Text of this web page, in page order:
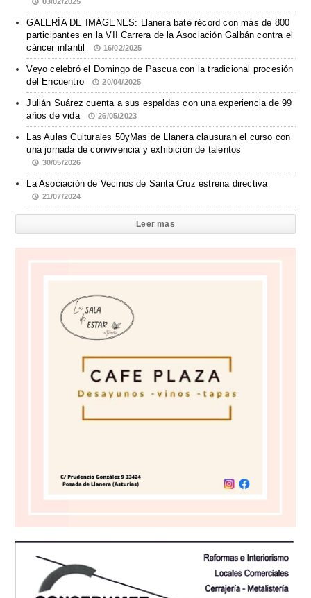
GALERÍA DE IMÁGENES: Llanera bate récord con más de 800
participantes en la VII Carrera de la Asociación Galbán contra el
cáncer infantil
16/02/2025
Veyo celebró el Domingo de Pascua con la tradicional procesión
del Encuentro
20/04/2025
Julián Suárez cuenta a sus espaldas con una experiencia de 99
años de vida
26/05/2023
Las Aulas Culturales 50yMas de Llanera clausuran el curso con
una jornada de convivencia y exhibición de talentos
30/05/2026
La Asociación de Vecinos de Santa Cruz estrena directiva
21/07/2024
Leer mas